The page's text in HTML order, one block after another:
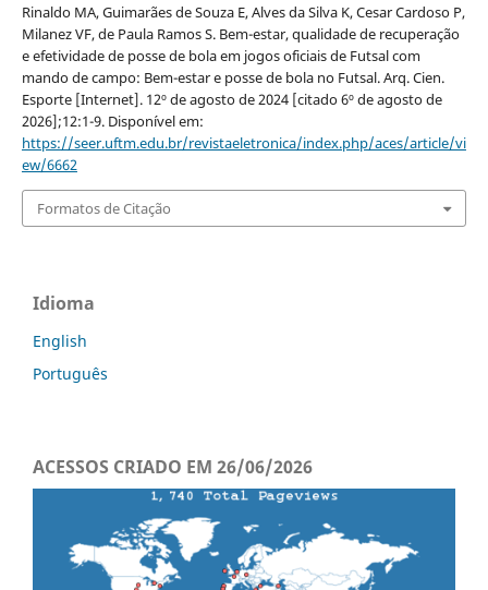
Rinaldo MA, Guimarães de Souza E, Alves da Silva K, Cesar Cardoso P,
Milanez VF, de Paula Ramos S. Bem-estar, qualidade de recuperação
e efetividade de posse de bola em jogos oficiais de Futsal com
mando de campo: Bem-estar e posse de bola no Futsal. Arq. Cien.
Esporte [Internet]. 12º de agosto de 2024 [citado 6º de agosto de
2026];12:1-9. Disponível em:
https://seer.uftm.edu.br/revistaeletronica/index.php/aces/article/vi
ew/6662
Formatos de Citação
Idioma
English
Português
ACESSOS CRIADO EM 26/06/2026